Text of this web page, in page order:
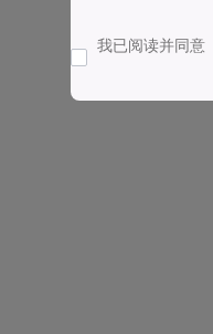
我已阅读并同意